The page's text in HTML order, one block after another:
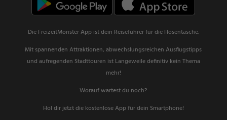
Die FreizeitMonster App ist dein Reiseführer für die Hosentasche.
Mit spannenden Attraktionen, abwechslungsreichen Ausflugstipps
und aufregenden Stadttouren ist Langeweile definitiv kein Thema
mehr!
Worauf wartest du noch?
Hol dir jetzt die kostenlose App für dein Smartphone!